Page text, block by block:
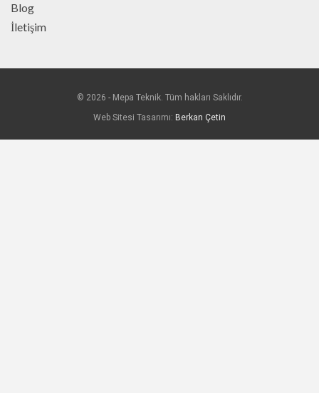
Blog
İletişim
© 2026 - Mepa Teknik. Tüm hakları Saklıdır.
Web Sitesi Tasarımı: Berkan Çetin